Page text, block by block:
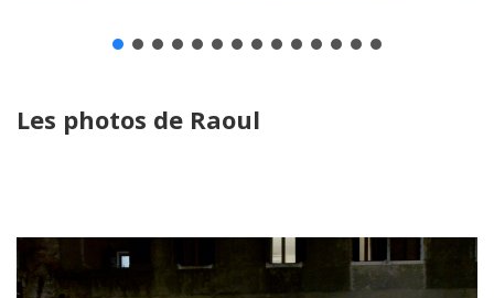
Les photos de Raoul